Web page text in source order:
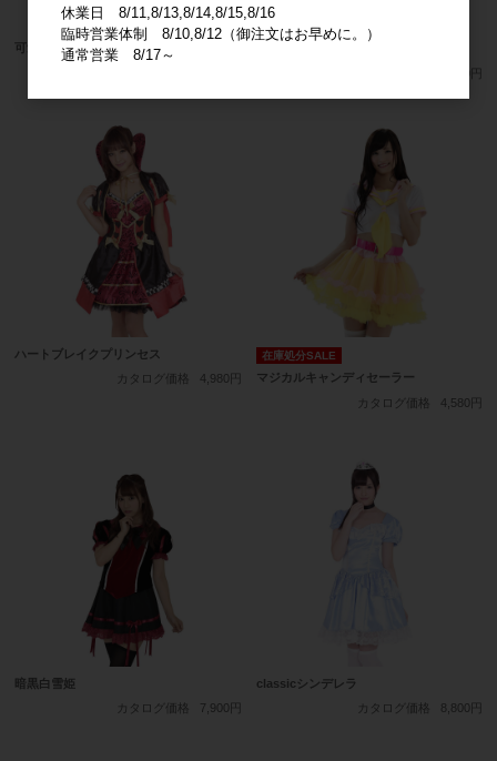
可愛らしさをしっかりアピールメイド
3,800円
ハートブレイクプリンセス
カタログ価格
4,980円
在庫処分SALE
マジカルキャンディセーラー
カタログ価格
4,580円
暗黒白雪姫
カタログ価格
7,900円
classicシンデレラ
カタログ価格
8,800円
休業日 8/11,8/13,8/14,8/15,8/16
臨時営業体制 8/10,8/12（御注文はお早めに。）
通常営業 8/17～